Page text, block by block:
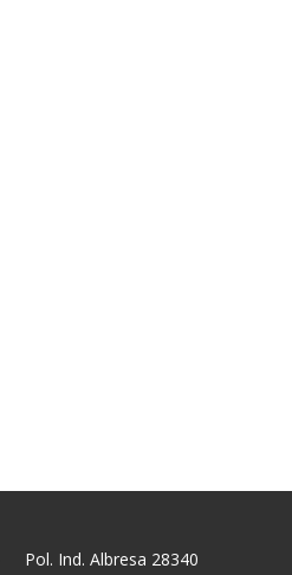
Pol. Ind. Albresa 28340